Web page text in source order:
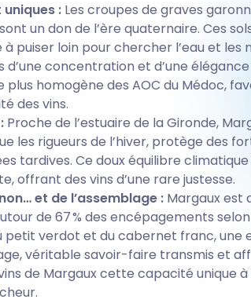
: Les croupes de graves
un don de l’ère quaternaire. Ces
puiser loin pour chercher l’eau et les
concentration et d’une élégance
plus homogène des AOC du Médoc,
des vins.
Proche de l’estuaire de la Gironde,
les rigueurs de l’hiver, protège des
tardives. Ce doux équilibre
offrant des vins d’une rare justesse.
et de l’assemblage : Margaux est
de 67 % des encépagements
petit verdot et du cabernet franc, une
véritable savoir-faire transmis et
de Margaux cette capacité unique